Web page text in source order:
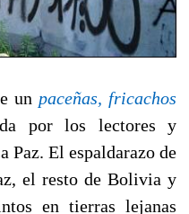
 paceñas, fricachos
por los lectores y
Paz. El espaldarazo de
el resto de Bolivia y
en tierras lejanas